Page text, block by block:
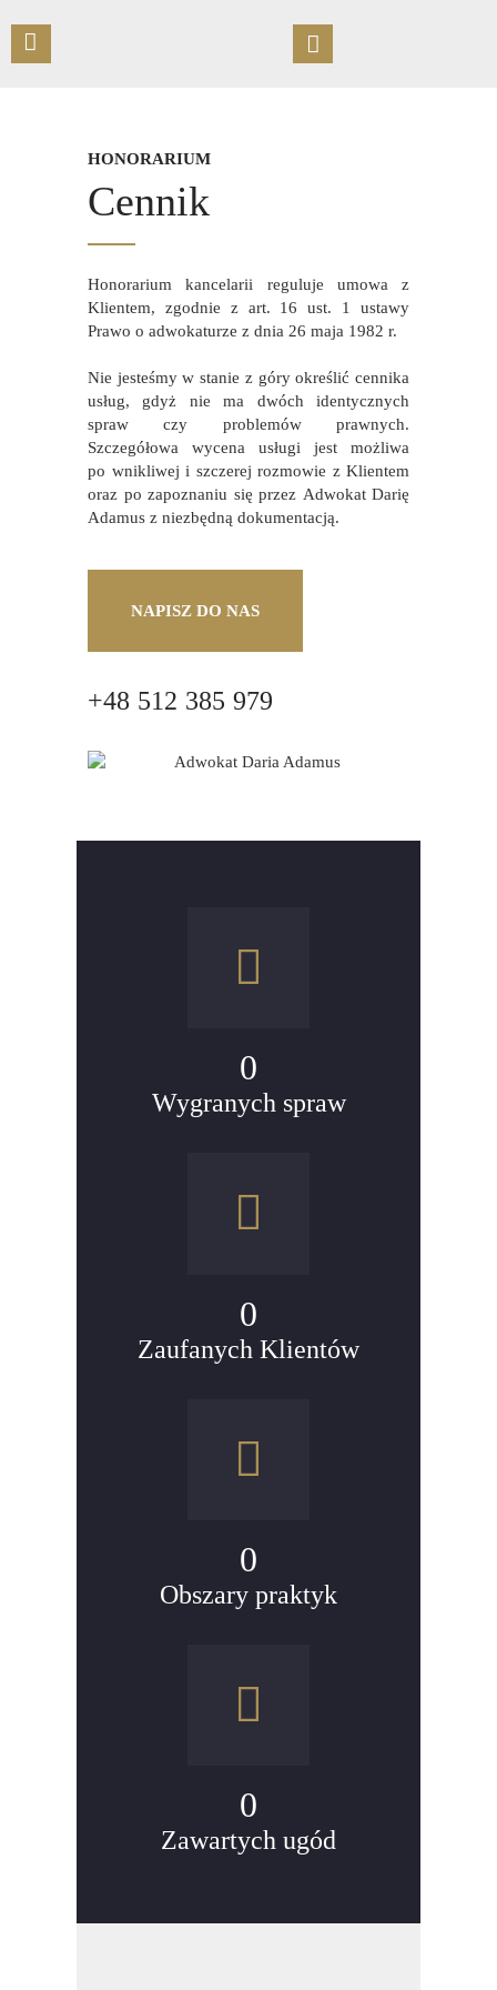
STRONA GŁÓWNA
O KANCELARII
OFERTA
UMÓW SPOTKANIE
PUBLIKACJE
KONTAKT
HONORARIUM
Cennik
Honorarium kancelarii reguluje umowa z
Klientem, zgodnie z art. 16 ust. 1 ustawy
Prawo o adwokaturze z dnia 26 maja 1982 r.
Nie jesteśmy w stanie z góry określić cennika
usług, gdyż nie ma dwóch identycznych
spraw czy problemów prawnych.
Szczegółowa wycena usługi jest możliwa
po wnikliwej i szczerej rozmowie z Klientem
oraz po zapoznaniu się przez Adwokat Darię
Adamus z niezbędną dokumentacją.
NAPISZ DO NAS
+48 512 385 979
0
Wygranych spraw
0
Zaufanych Klientów
0
Obszary praktyk
0
Zawartych ugód